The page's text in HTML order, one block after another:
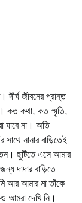
জীবনের প্রান্ত
কত কথা, কত স্মৃতি,
যাবে না। অতি
নানার বাড়িতেই
ছুটিতে এসে আমার
দাদার বাড়িতে
আর আমার মা তাঁকে
আমরা দেখি নি।